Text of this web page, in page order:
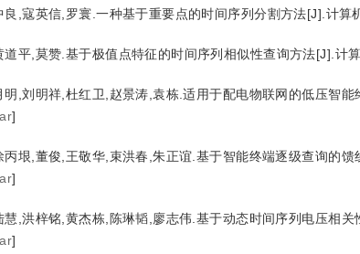
良,寇英信,罗寰.一种基于重要点的时间序列分割方法[J].计算
道平,莫赞.基于极值点特征的时间序列相似性查询方法[J].计
明,刘明祥,杜红卫,赵景涛,袁栋.适用于配电物联网的低压智
]
丙垠,董俊,王敬华,束洪春,朱正谊.基于智能终端逐级查询的
]
慧,洪梓铭,黄杰栋,陈琳韬,廖志伟.基于动态时间序列电压相
]